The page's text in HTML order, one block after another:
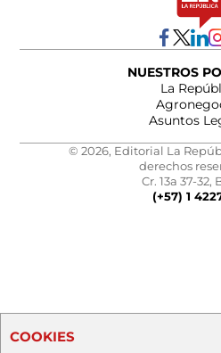
NUESTROS
La
Asuntos
© 2026, Editorial La
derechos
Cr. 13a 37-32,
(+57) 1
COOKIES